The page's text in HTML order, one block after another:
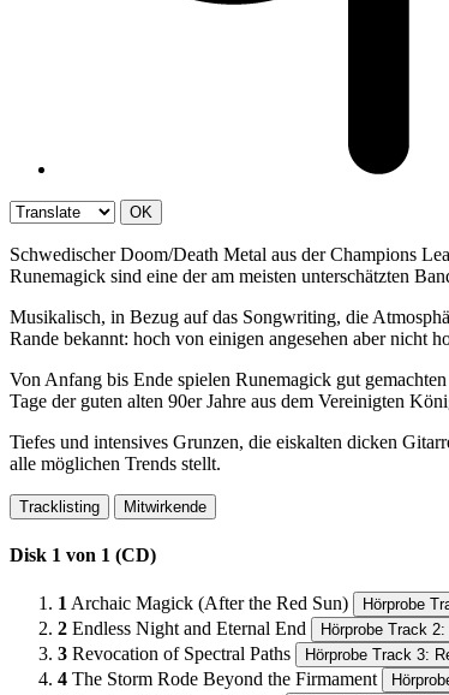
OK
Schwedischer Doom/Death Metal aus der Champions
Runemagick sind eine der am meisten unterschätzten
Musikalisch, in Bezug auf das Songwriting, die
Rande bekannt: hoch von einigen angesehen aber nicht
Von Anfang bis Ende spielen Runemagick gut
Tage der guten alten 90er Jahre aus dem Vereinigten
Tiefes und intensives Grunzen, die eiskalten dicken
alle möglichen Trends stellt.
Tracklisting Mitwirkende
Disk 1 von 1 (CD)
1 Archaic Magick (After the Red Sun) Hörprobe
2 Endless Night and Eternal End Hörprobe Track
3 Revocation of Spectral Paths Hörprobe Track 3:
4 The Storm Rode Beyond the Firmament